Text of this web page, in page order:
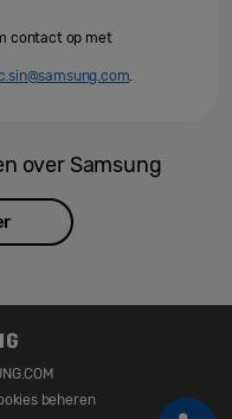
contact op met
.
over Samsung
beheren